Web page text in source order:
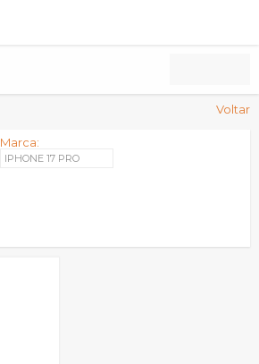
Voltar
Marca:
IPHONE 17 PRO